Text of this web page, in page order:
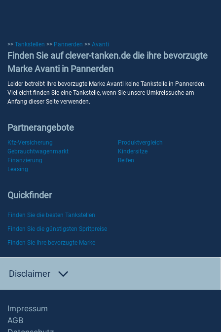
>> Tankstellen >> Pannerden >> Avanti
Finden Sie auf clever-tanken.de die ihre bevorzugte
Marke Avanti in Pannerden
Leider betreibt Ihre bevorzugte Marke Avanti keine Tankstelle in Pannerden.
Vielleicht finden Sie eine Tankstelle, wenn Sie unsere Umkreissuche am
Anfang dieser Seite verwenden.
Partnerangebote
Kfz-Versicherung
Produktvergleich
Gebrauchtwagenmarkt
Kindersitze
Finanzierung
Reifen
Leasing
Quickfinder
Finden Sie die besten Tankstellen
Finden Sie die günstigsten Spritpreise
Finden Sie Ihre bevorzugte Marke
Disclaimer
Impressum
AGB